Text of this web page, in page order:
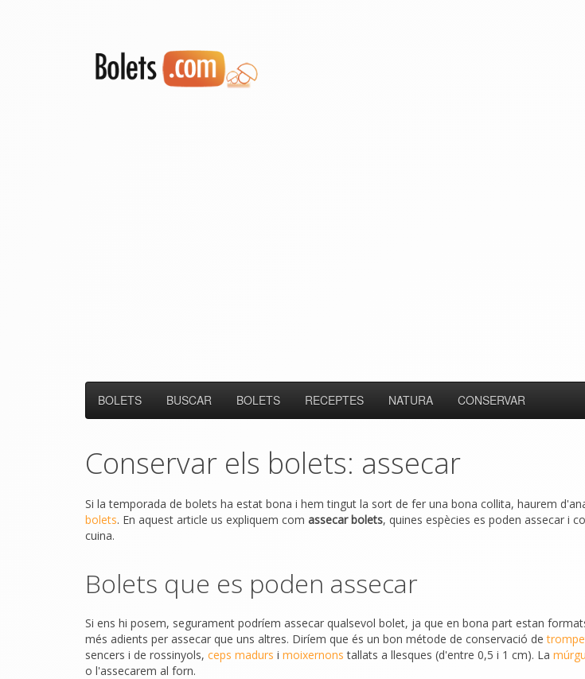
BOLETS BUSCAR BOLETS RECEPTES NATURA CONSERVAR
Conservar els bolets: assecar
Si la temporada de bolets ha estat bona i hem tingut la sort de fer una bona collita, haurem
bolets. En aquest article us expliquem com assecar bolets, quines espècies es poden assecar i
cuina.
Bolets que es poden assecar
Si ens hi posem, segurament podríem assecar qualsevol bolet, ja que en bona part estan
més adients per assecar que uns altres. Diríem que és un bon métode de conservació de
sencers i de rossinyols, ceps madurs i moixernons tallats a llesques (d'entre 0,5 i 1 cm). La
o l'assecarem al forn.